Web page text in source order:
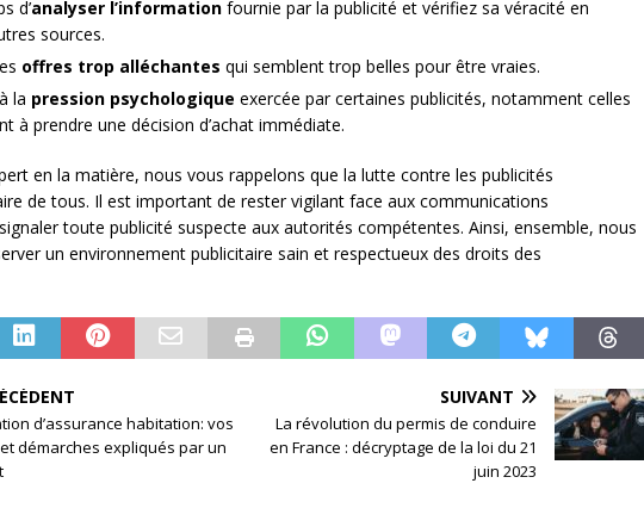
d’analyser l’information fournie par la publicité et vérifiez sa véracité en
sources.
offres trop alléchantes qui semblent trop belles pour être vraies.
la pression psychologique exercée par certaines publicités, notamment celles
à prendre une décision d’achat immédiate.
en la matière, nous vous rappelons que la lutte contre les publicités
de tous. Il est important de rester vigilant face aux communications
toute publicité suspecte aux autorités compétentes. Ainsi, ensemble, nous
un environnement publicitaire sain et respectueux des droits des
d’assurance habitation: vos
démarches expliqués par un
SUIVANT
La révolution du permis de conduire
en France : décryptage de la loi du 21
juin 2023